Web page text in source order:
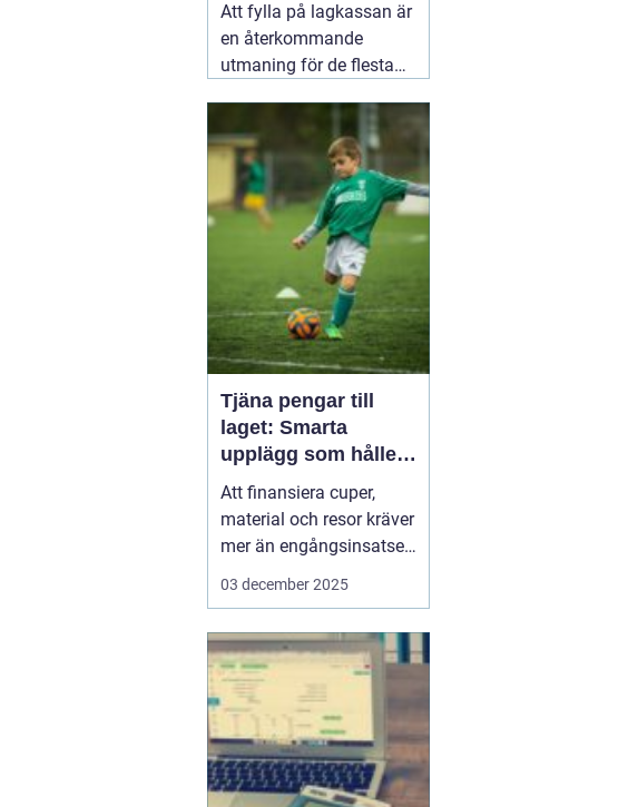
Att fylla på lagkassan är
en återkommande
utmaning för de flesta
träningsläger, material,
domarkostnader och
resor äter snabbt upp
pengarna. Många söker
därför enkla och tydliga
20 januari 2026
Tjäna pengar till
laget: Smarta
upplägg som håller i
längden
Att finansiera cuper,
material och resor kräver
mer än engångsinsatser.
Många lag väljer idag
och lojala kunder. Fokus
ligger på vardagsvaror,
tydlig pl...
03 december 2025